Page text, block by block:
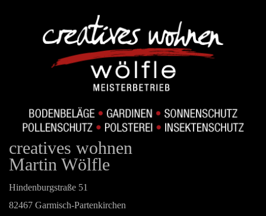
creatives wohnen
Martin Wölfle
Hindenburgstraße 51
82467 Garmisch-Partenkirchen